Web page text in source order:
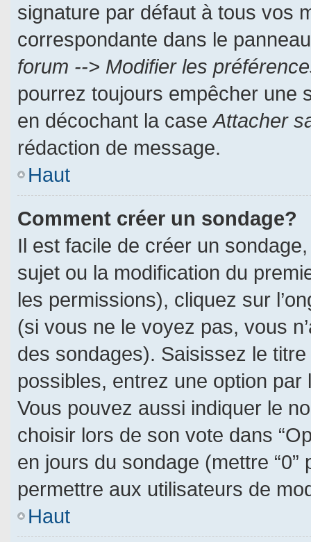
signature par défaut à tous vos
correspondante dans le
forum --> Modifier les
pourrez toujours empêcher une
en décochant la caseAttacher
rédaction de message.
Haut
Comment créer un sondage?
Il est facile de créer un
sujet ou la modification du
les permissions), cliquez sur
(si vous ne le voyez pas, vous
des sondages). Saisissez le
possibles, entrez une option
Vous pouvez aussi indiquer le
choisir lors de son vote dans
en jours du sondage (mettre
permettre aux utilisateurs de
Haut